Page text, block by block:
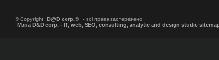
© Copyright D@D corp.©
- всі права застережено.
Мапа D&D corp. - IT, web, SEO, consulting, analytic and design studio